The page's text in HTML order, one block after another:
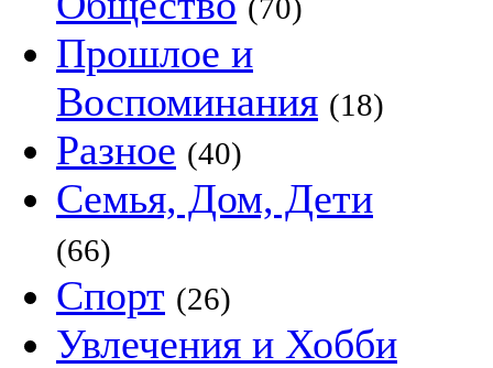
(70)
Прошлое и
Воспоминания (18)
Разное (40)
Семья, Дом, Дети
(66)
Спорт (26)
Увлечения и Хобби